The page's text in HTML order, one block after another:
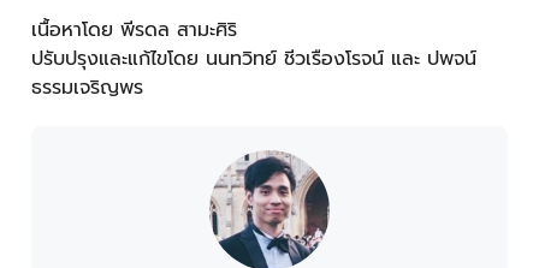
เนื้อหาโดย พีรดล สามะศิริ
ปรับปรุงและแก้ไขโดย นนทวิทย์ ชีวเรืองโรจน์ และ ปพจน์
ธรรมเจริญพร